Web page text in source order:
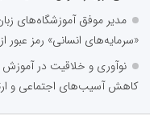
مدیر موفق آموزشگاه‌های
«سرمایه‌های انسانی» رمز
نوآوری و خلاقیت در آموزش
کاهش آسیب‌های اجتماعی و